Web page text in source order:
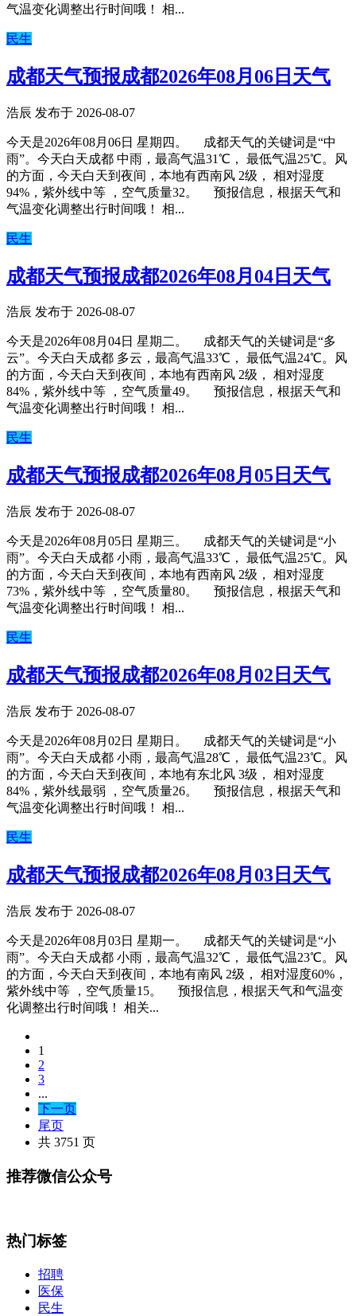
气温变化调整出行时间哦！ 相...
民生
成都天气预报成都2026年08月06日天气
浩辰 发布于 2026-08-07
今天是2026年08月06日 星期四。 成都天气的关键词是“中
雨”。今天白天成都 中雨，最高气温31℃， 最低气温25℃。风
的方面，今天白天到夜间，本地有西南风 2级， 相对湿度
94%，紫外线中等 ，空气质量32。 预报信息，根据天气和
气温变化调整出行时间哦！ 相...
民生
成都天气预报成都2026年08月04日天气
浩辰 发布于 2026-08-07
今天是2026年08月04日 星期二。 成都天气的关键词是“多
云”。今天白天成都 多云，最高气温33℃， 最低气温24℃。风
的方面，今天白天到夜间，本地有西南风 2级， 相对湿度
84%，紫外线中等 ，空气质量49。 预报信息，根据天气和
气温变化调整出行时间哦！ 相...
民生
成都天气预报成都2026年08月05日天气
浩辰 发布于 2026-08-07
今天是2026年08月05日 星期三。 成都天气的关键词是“小
雨”。今天白天成都 小雨，最高气温33℃， 最低气温25℃。风
的方面，今天白天到夜间，本地有西南风 2级， 相对湿度
73%，紫外线中等 ，空气质量80。 预报信息，根据天气和
气温变化调整出行时间哦！ 相...
民生
成都天气预报成都2026年08月02日天气
浩辰 发布于 2026-08-07
今天是2026年08月02日 星期日。 成都天气的关键词是“小
雨”。今天白天成都 小雨，最高气温28℃， 最低气温23℃。风
的方面，今天白天到夜间，本地有东北风 3级， 相对湿度
84%，紫外线最弱 ，空气质量26。 预报信息，根据天气和
气温变化调整出行时间哦！ 相...
民生
成都天气预报成都2026年08月03日天气
浩辰 发布于 2026-08-07
今天是2026年08月03日 星期一。 成都天气的关键词是“小
雨”。今天白天成都 小雨，最高气温32℃， 最低气温23℃。风
的方面，今天白天到夜间，本地有南风 2级， 相对湿度60%，
紫外线中等 ，空气质量15。 预报信息，根据天气和气温变
化调整出行时间哦！ 相关...
1
2
3
...
下一页
尾页
共 3751 页
推荐微信公众号
热门标签
招聘
医保
民生